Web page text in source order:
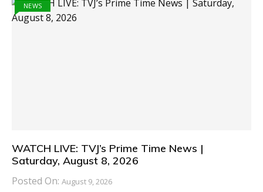
NEWS
WATCH LIVE: TVJ’s Prime Time News |
Saturday, August 8, 2026
Posted On: August 9, 2026